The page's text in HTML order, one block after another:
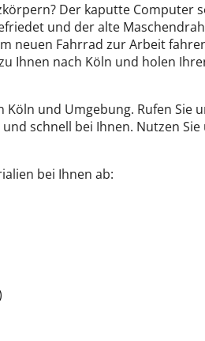
Der kaputte Computer
und der alte
neuen Fahrrad zur Arbeit
Ihnen nach Köln und holen
und Umgebung. Rufen Sie
schnell bei Ihnen. Nutzen
bei Ihnen ab: